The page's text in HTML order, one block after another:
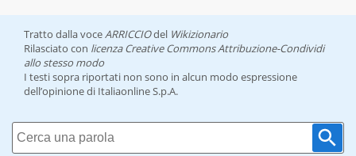
Tratto dalla voceARRICCIOdel Wikizionario
Rilasciato con licenza Creative Commons Attribuzione-Condividi
allo stesso modo
I testi sopra riportati non sono in alcun modo espressione
dell’opinione di Italiaonline S.p.A.